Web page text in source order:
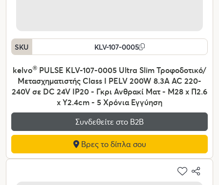
SKU KLV-107-0005
kelvo® PULSE KLV-107-0005 Ultra Slim Τροφοδοτικό/
Μετασχηματιστής Class I PELV 200W 8.3A AC 220-
240V σε DC 24V IP20 - Γκρι Ανθρακί Ματ - Μ28 x Π2.6
x Υ2.4cm - 5 Χρόνια Εγγύηση
Συνδεθείτε στο Β2Β
Βρες το δίπλα σου